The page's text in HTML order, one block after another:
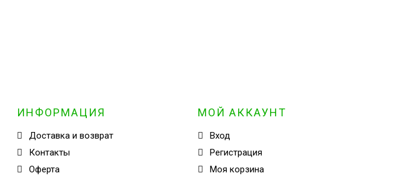
ИНФОРМАЦИЯ
Доставка и возврат
Контакты
Оферта
МОЙ АККАУНТ
Вход
Регистрация
Моя корзина